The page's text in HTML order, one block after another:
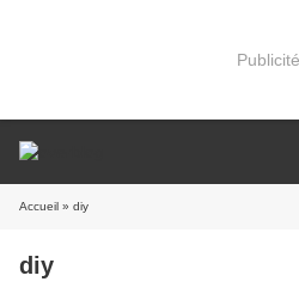
Publicité
Accueil » diy
diy